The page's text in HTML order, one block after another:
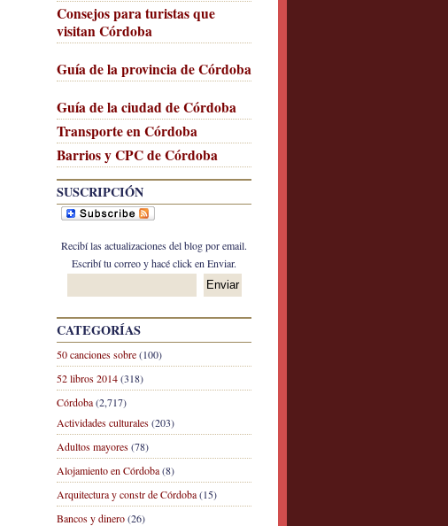
Consejos para turistas que
visitan Córdoba
Guía de la provincia de Córdoba
Guía de la ciudad de Córdoba
Transporte en Córdoba
Barrios y CPC de Córdoba
SUSCRIPCIÓN
Recibí las actualizaciones del blog por email.
Escribí tu correo y hacé click en Enviar.
CATEGORÍAS
50 canciones sobre(100)
52 libros 2014(318)
Córdoba(2,717)
Actividades culturales(203)
Adultos mayores(78)
Alojamiento en Córdoba(8)
Arquitectura y constr de Córdoba(15)
Bancos y dinero(26)